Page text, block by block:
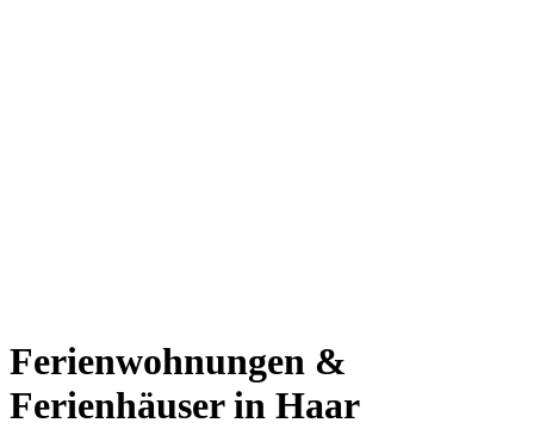
Ferienwohnungen &
Ferienhäuser in Haar